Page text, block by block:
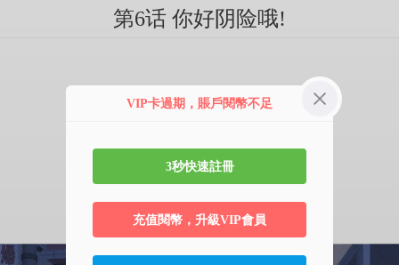
第6话 你好阴险哦!
VIP卡過期，賬戶閱幣不足
3秒快速註冊
充值閱幣，升級VIP會員